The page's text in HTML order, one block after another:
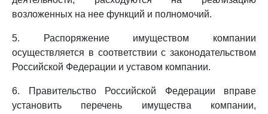
возложенных на нее функций и полномочий.
5. Распоряжение имуществом компании
осуществляется в соответствии с законодательством
Российской Федерации и уставом компании.
6. Правительство Российской Федерации вправе
установить перечень имущества компании,